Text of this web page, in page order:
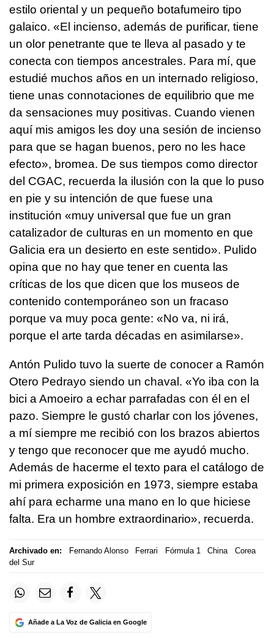
estilo oriental y un pequeño botafumeiro tipo
galaico. «El incienso, además de purificar, tiene
un olor penetrante que te lleva al pasado y te
conecta con tiempos ancestrales. Para mí, que
estudié muchos años en un internado religioso,
tiene unas connotaciones de equilibrio que me
da sensaciones muy positivas. Cuando vienen
aquí mis amigos les doy una sesión de incienso
para que se hagan buenos, pero no les hace
efecto», bromea. De sus tiempos como director
del CGAC, recuerda la ilusión con la que lo puso
en pie y su intención de que fuese una
institución «muy universal que fue un gran
catalizador de culturas en un momento en que
Galicia era un desierto en este sentido». Pulido
opina que no hay que tener en cuenta las
críticas de los que dicen que los museos de
contenido contemporáneo son un fracaso
porque va muy poca gente: «No va, ni irá,
porque el arte tarda décadas en asimilarse».
Antón Pulido tuvo la suerte de conocer a Ramón
Otero Pedrayo siendo un chaval. «Yo iba con la
bici a Amoeiro a echar parrafadas con él en el
pazo. Siempre le gustó charlar con los jóvenes,
a mí siempre me recibió con los brazos abiertos
y tengo que reconocer que me ayudó mucho.
Además de hacerme el texto para el catálogo de
mi primera exposición en 1973, siempre estaba
ahí para echarme una mano en lo que hiciese
falta. Era un hombre extraordinario», recuerda.
Archivado en: Fernando Alonso Ferrari Fórmula 1 China
Corea
del Sur
Añade a La Voz de Galicia en Google